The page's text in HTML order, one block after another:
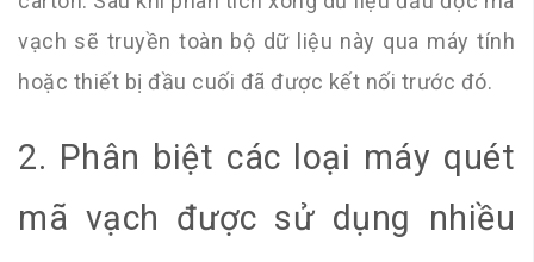
vạch sẽ truyền toàn bộ dữ liệu này qua máy tính
hoặc thiết bị đầu cuối đã được kết nối trước đó.
2. Phân biệt các loại máy quét
mã vạch được sử dụng nhiều